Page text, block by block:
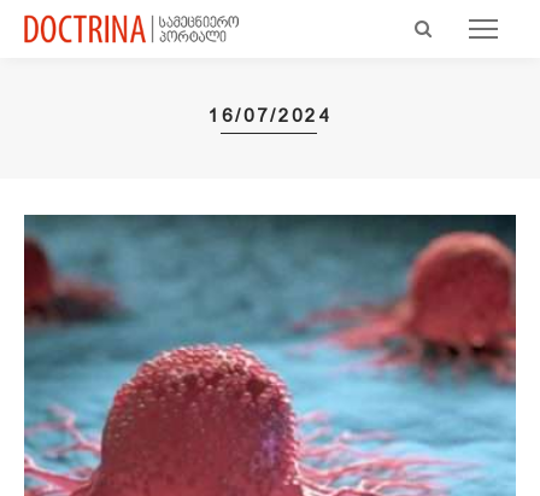
16/07/2024